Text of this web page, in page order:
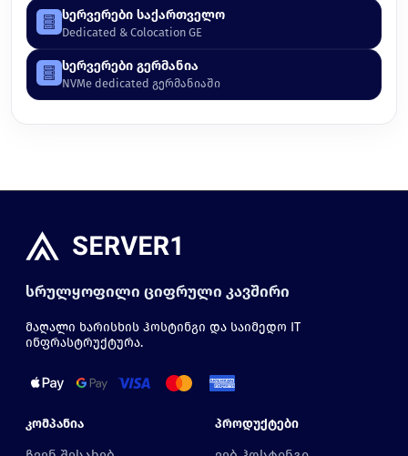
სერვერები საქართველო
Dedicated & Colocation GE
სერვერები გერმანია
NVMe dedicated გერმანიაში
სრულყოფილი ციფრული კავშირი
მაღალი ხარისხის ჰოსტინგი და საიმედო IT
ინფრასტრუქტურა.
Კომპანია Პროდუქტები